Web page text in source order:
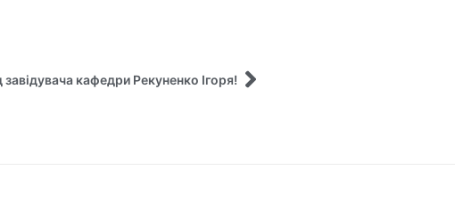
кафедри Рекуненко Ігоря!